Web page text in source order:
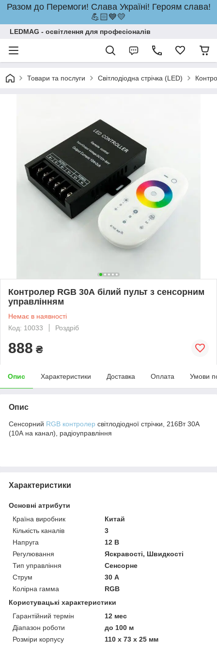
Разом до Перемоги! Слава Україні! Героям слава!
💪🏻💙💛
LEDMAG - освітлення для професіоналів
Товари та послуги Світлодіодна стрічка (LED)
Контролер RGB 30А білий пульт з сенсорним
управлінням
Немає в наявності
Код: 10033
Роздріб
888 ₴
Опис Характеристики Доставка Оплата Умови
Опис
Сенсорний RGB контролер світлодіодної стрічки, 216Вт 30А
(10А на канал), радіоуправління
Характеристики
Основні атрибути
Країна виробник
Китай
Кількість каналів
3
Напруга
12 В
Регулювання
Яскравості, Швидкості
Тип управління
Сенсорне
Струм
30 А
Колірна гамма
RGB
Користувацькі характеристики
Гарантійний термін
12 мес
Діапазон роботи
до 100 м
Розміри корпусу
110 х 73 х 25 мм